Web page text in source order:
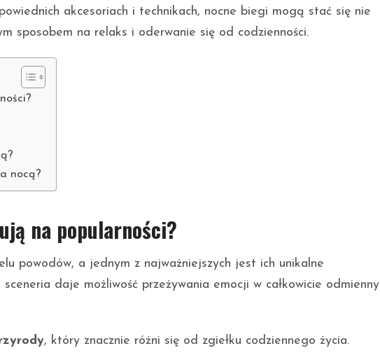
akcesoriach i technikach, nocne biegi mogą stać się nie
sposobem na relaks i oderwanie się od codzienności.
nocą?
na popularności?
powodów, a jednym z najważniejszych jest ich unikalne
daje możliwość przeżywania emocji w całkowicie odmienny
, który znacznie różni się od zgiełku codziennego życia.